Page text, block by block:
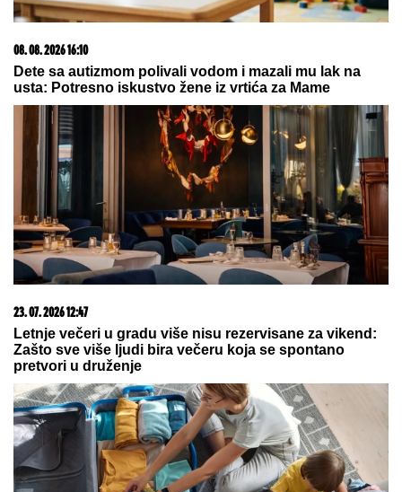
Dalila Dragojević je stavila ponudu na sto Željka
Mitrovića: Njen uslov za ulazak u rijaliti Elita 10 je
veća zarada od one koju ima u Americi
RASKINULI TEODORA I BEBICA
Ostavila ga nakon izlaska iz Elite 9 i
uzela sve stvari: Ovo su detalji
je presudio!